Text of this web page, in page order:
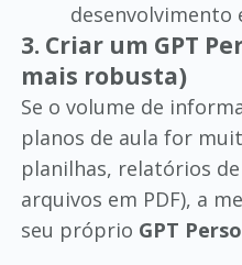
desenvolvimento
3. Criar um GPT
mais robusta)
Se o volume de
planos de aula for
planilhas, relatórios
arquivos em PDF), a
seu próprio GPT